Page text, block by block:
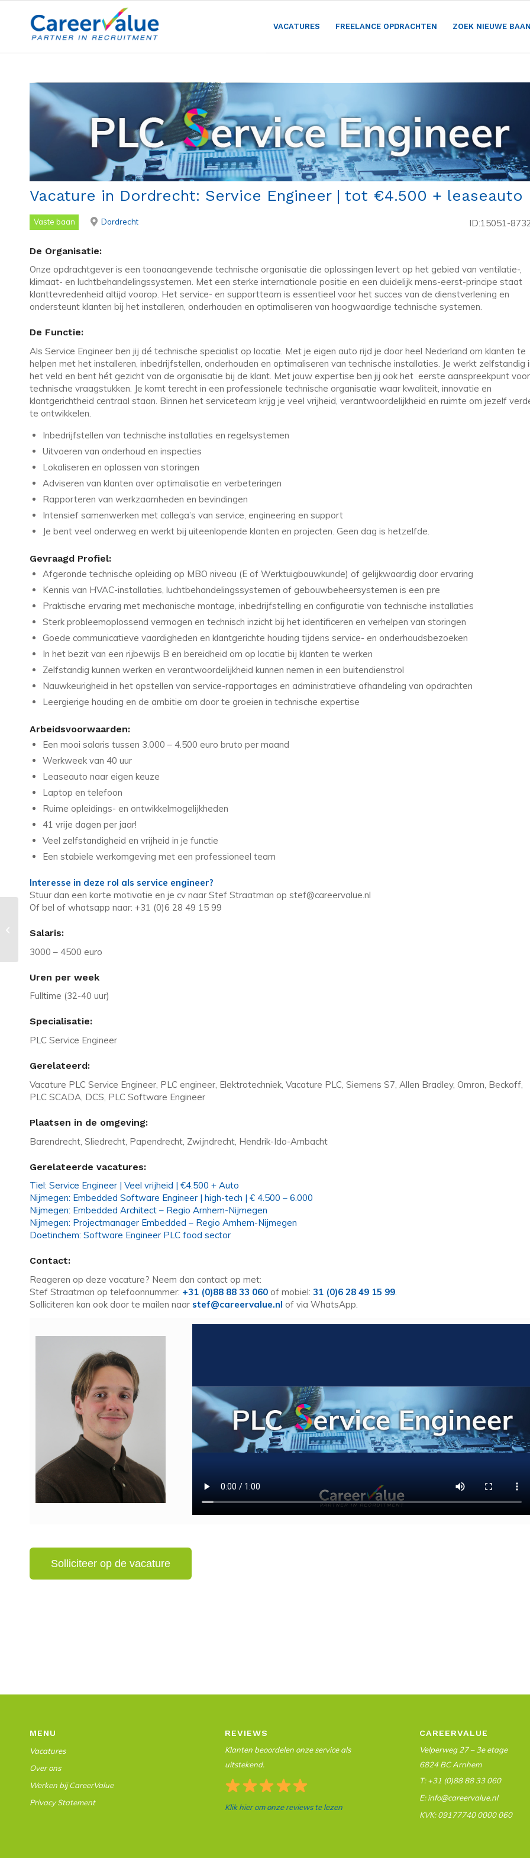
VACATURES FREELANCE OPDRACHTEN ZOEK NIEUWE BAAN
Vacature in Dordrecht: Service Engineer | tot €4.500 + leaseauto
Vaste baan Dordrecht ID:15051-
De Organisatie:
Onze opdrachtgever is een toonaangevende technische organisatie die oplossingen levert op het gebied van ventilatie-,
klimaat- en luchtbehandelingssystemen. Met een sterke internationale positie en een duidelijk mens-eerst-principe staat
klanttevredenheid altijd voorop. Het service- en supportteam is essentieel voor het succes van de dienstverlening en
ondersteunt klanten bij het installeren, onderhouden en optimaliseren van hoogwaardige technische systemen.
De Functie:
Als Service Engineer ben jij dé technische specialist op locatie. Met je eigen auto rijd je door heel Nederland om klanten te
helpen met het installeren, inbedrijfstellen, onderhouden en optimaliseren van technische installaties. Je werkt zelfstandig
het veld en bent hét gezicht van de organisatie bij de klant. Met jouw expertise ben jij ook het eerste aanspreekpunt voor
technische vraagstukken. Je komt terecht in een professionele technische organisatie waar kwaliteit, innovatie en
klantgerichtheid centraal staan. Binnen het serviceteam krijg je veel vrijheid, verantwoordelijkheid en ruimte om jezelf
te ontwikkelen.
Inbedrijfstellen van technische installaties en regelsystemen
Uitvoeren van onderhoud en inspecties
Lokaliseren en oplossen van storingen
Adviseren van klanten over optimalisatie en verbeteringen
Rapporteren van werkzaamheden en bevindingen
Intensief samenwerken met collega’s van service, engineering en support
Je bent veel onderweg en werkt bij uiteenlopende klanten en projecten. Geen dag is hetzelfde.
Gevraagd Profiel:
Afgeronde technische opleiding op MBO niveau (E of Werktuigbouwkunde) of gelijkwaardig door ervaring
Kennis van HVAC-installaties, luchtbehandelingssystemen of gebouwbeheersystemen is een pre
Praktische ervaring met mechanische montage, inbedrijfstelling en configuratie van technische installaties
Sterk probleemoplossend vermogen en technisch inzicht bij het identificeren en verhelpen van storingen
Goede communicatieve vaardigheden en klantgerichte houding tijdens service- en onderhoudsbezoeken
In het bezit van een rijbewijs B en bereidheid om op locatie bij klanten te werken
Zelfstandig kunnen werken en verantwoordelijkheid kunnen nemen in een buitendienstrol
Nauwkeurigheid in het opstellen van service-rapportages en administratieve afhandeling van opdrachten
Leergierige houding en de ambitie om door te groeien in technische expertise
Arbeidsvoorwaarden:
Een mooi salaris tussen 3.000 – 4.500 euro bruto per maand
Werkweek van 40 uur
Leaseauto naar eigen keuze
Laptop en telefoon
Ruime opleidings- en ontwikkelmogelijkheden
41 vrije dagen per jaar!
Veel zelfstandigheid en vrijheid in je functie
Een stabiele werkomgeving met een professioneel team
Interesse in deze rol als service engineer?
Stuur dan een korte motivatie en je cv naar Stef Straatman op stef@careervalue.nl
Of bel of whatsapp naar: +31 (0)6 28 49 15 99
Salaris:
3000 – 4500 euro
Uren per week
Fulltime (32-40 uur)
Specialisatie:
PLC Service Engineer
Gerelateerd:
Vacature PLC Service Engineer, PLC engineer, Elektrotechniek, Vacature PLC, Siemens S7, Allen Bradley, Omron, Beckoff,
PLC SCADA, DCS, PLC Software Engineer
Plaatsen in de omgeving:
Barendrecht, Sliedrecht, Papendrecht, Zwijndrecht, Hendrik-Ido-Ambacht
Gerelateerde vacatures:
Tiel: Service Engineer | Veel vrijheid | €4.500 + Auto
Nijmegen: Embedded Software Engineer | high-tech | € 4.500 – 6.000
Nijmegen: Embedded Architect – Regio Arnhem-Nijmegen
Nijmegen: Projectmanager Embedded – Regio Arnhem-Nijmegen
Doetinchem: Software Engineer PLC food sector
Contact:
Reageren op deze vacature? Neem dan contact op met:
Stef Straatman op telefoonnummer: +31 (0)88 88 33 060 of mobiel: 31 (0)6 28 49 15 99.
Solliciteren kan ook door te mailen naar stef@careervalue.nl of via WhatsApp.
MENU
Vacatures
Over ons
Werken bij CareerValue
Privacy Statement
REVIEWS
Klanten beoordelen onze service als
uitstekend.
Klik hier om onze reviews te lezen
CAREERVALUE
Velperweg 27 – 3e etage
6824 BC Arnhem
T: +31 (0)88 88 33 060
E: info@careervalue.nl
KVK: 09177740 0000 060
functioneel applicatiebeheerder in